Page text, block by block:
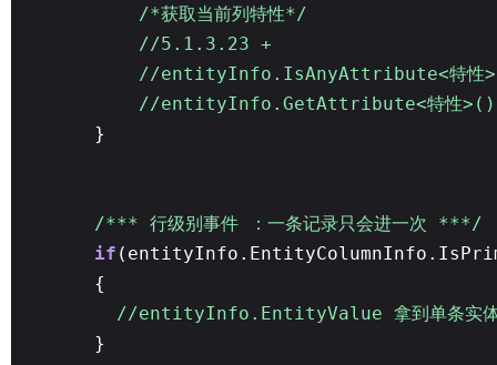
/*获取当前列特性*/
//5.1.3.23 +
//entityInfo.IsAnyAttribute<特性
//entityInfo.GetAttribute<特性>()
}
/*** 行级别事件 ：一条记录只会进一次 ***/
if
{
//entityInfo.EntityValue 拿到单条实体
}